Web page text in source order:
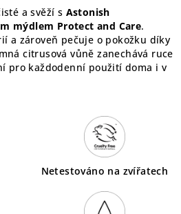
a svěží s Astonish
mýdlem Protect and Care.
a zároveň pečuje o pokožku díky
citrusová vůně zanechává ruce
pro každodenní použití doma i v
Netestováno na zvířatech